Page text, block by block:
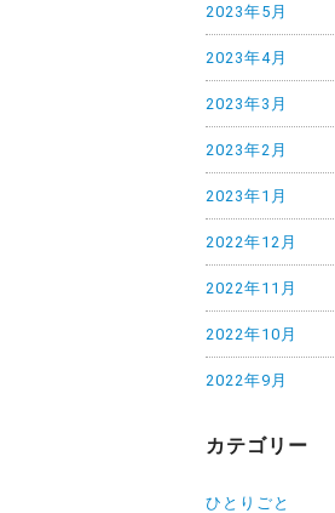
2023年5月
2023年4月
2023年3月
2023年2月
2023年1月
2022年12月
2022年11月
2022年10月
2022年9月
カテゴリー
ひとりごと